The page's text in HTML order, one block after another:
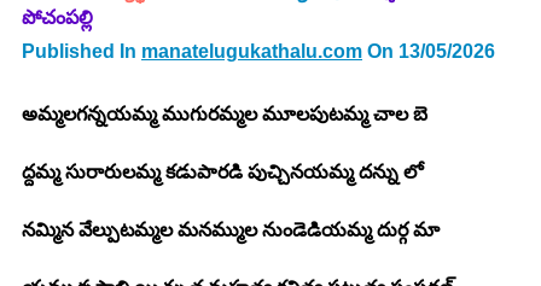
పోచంపల్లి
Published In manatelugukathalu.com On 13/05/2026
అమ్మలగన్నయమ్మ ముగురమ్మల మూలపుటమ్మ చాల బె
ద్దమ్మ సురారులమ్మ కడుపారడి పుచ్చినయమ్మ దన్ను లో
నమ్మిన వేల్పుటమ్మల మనమ్ముల నుండెడియమ్మ దుర్గ మా